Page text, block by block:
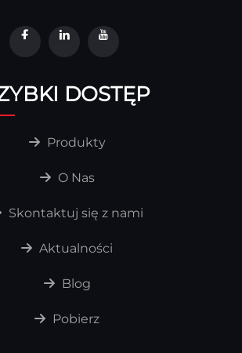
DOSTĘP
Produkty
O Nas
Skontaktuj się z nami
Aktualności
Blog
Pobierz